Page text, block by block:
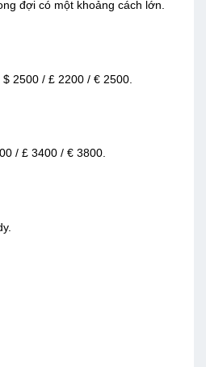
đợi có một khoảng cách lớn.
2500 / £ 2200 / € 2500.
/ £ 3400 / € 3800.